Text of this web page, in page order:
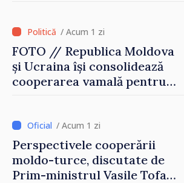
/ Acum 1 zi
FOTO // Republica Moldova
și Ucraina își consolidează
cooperarea vamală pentru
Reuniune la Moghiliov-
Podolsk
/ Acum 1 zi
Perspectivele cooperării
moldo-turce, discutate de
Prim-ministrul Vasile Tofan